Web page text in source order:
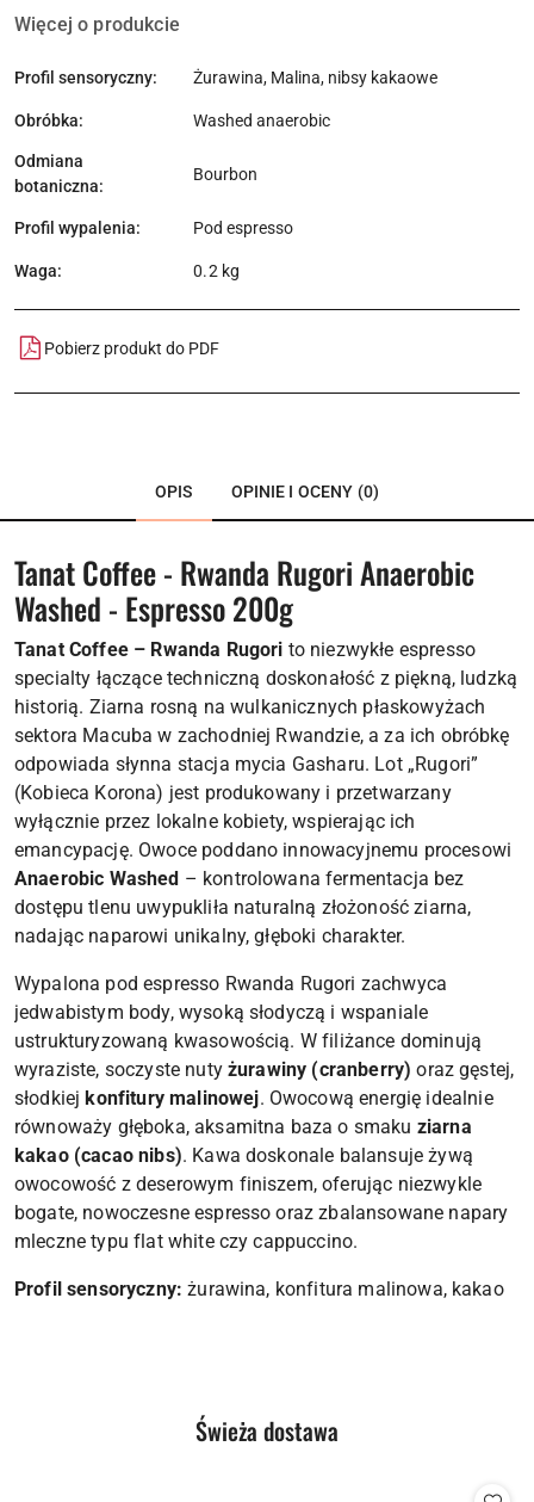
Więcej o produkcie
Profil sensoryczny: Żurawina, Malina, nibsy kakaowe
Obróbka: Washed anaerobic
Odmiana
botaniczna:
Bourbon
Profil wypalenia: Pod espresso
Waga: 0.2 kg
Pobierz produkt do PDF
OPIS OPINIE I OCENY (0)
Tanat Coffee - Rwanda Rugori Anaerobic
Washed - Espresso 200g
Tanat Coffee – Rwanda Rugori to niezwykłe espresso
specialty łączące techniczną doskonałość z piękną, ludzką
historią. Ziarna rosną na wulkanicznych płaskowyżach
sektora Macuba w zachodniej Rwandzie, a za ich obróbkę
odpowiada słynna stacja mycia Gasharu. Lot „Rugori”
(Kobieca Korona) jest produkowany i przetwarzany
wyłącznie przez lokalne kobiety, wspierając ich
emancypację. Owoce poddano innowacyjnemu procesowi
Anaerobic Washed – kontrolowana fermentacja bez
dostępu tlenu uwypukliła naturalną złożoność ziarna,
nadając naparowi unikalny, głęboki charakter.
Wypalona pod espresso Rwanda Rugori zachwyca
jedwabistym body, wysoką słodyczą i wspaniale
ustrukturyzowaną kwasowością. W filiżance dominują
wyraziste, soczyste nutyżurawiny (cranberry) oraz gęstej,
słodkiej konfitury malinowej. Owocową energię idealnie
równoważy głęboka, aksamitna baza o smaku ziarna
kakao (cacao nibs). Kawa doskonale balansuje żywą
owocowość z deserowym finiszem, oferując niezwykle
bogate, nowoczesne espresso oraz zbalansowane napary
mleczne typu flat white czy cappuccino.
Profil sensoryczny: żurawina, konfitura malinowa, kakao
Pomiń karuzelę produktów
Produkty
Świeża dostawa